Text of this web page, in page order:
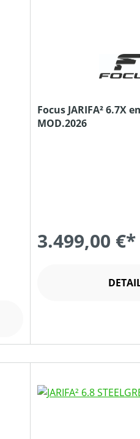
Focus JARIFA² 6.7X
MOD.2026
3.499,00 €*